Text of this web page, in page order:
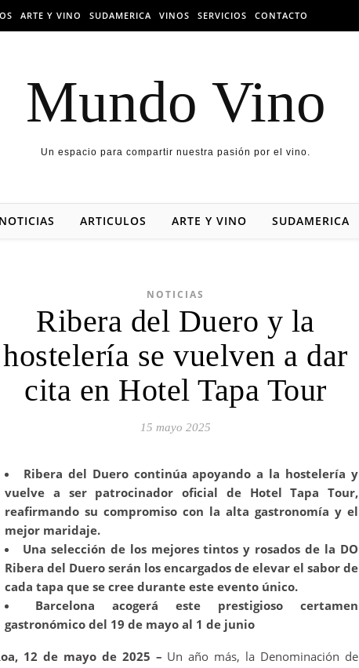
ARTE Y VINO SUDAMERICA VINOS SERVICIOS CONTACTO
Mundo Vino
Un espacio para compartir nuestra pasión por el vino.
NOTICIAS ARTICULOS ARTE Y VINO SUDAMERICA
NOTICIAS
Ribera del Duero y la
hostelería se vuelven a dar
cita en Hotel Tapa Tour
15 mayo 2025
Ribera del Duero continúa apoyando a la hostelería y
vuelve a ser patrocinador oficial de Hotel Tapa Tour,
reafirmando su compromiso con la alta gastronomía y el
mejor maridaje.
Una selección de los mejores tintos y rosados de la DO
Ribera del Duero serán los encargados de elevar el sabor de
cada tapa que se cree durante este evento único.
Barcelona acogerá este prestigioso certamen
gastronómico del 19 de mayo al 1 de junio
12 de mayo de 2025 – Un año más, la Denominación de